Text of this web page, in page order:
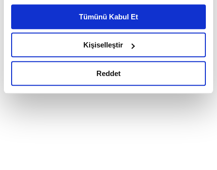
Ayarlar butonuna tıklayabilir,Çerez Bilgilendirme
Metnimizi ziyaret edebilirsiniz.
6698 sayılı Kişisel Verilerin Korunması Kanunu uyarınca
okumak ve sitemizi ziyaretiniz kapsamında
gerçekleştirilen veri işleme faaliyetleri ile ilgili daha
detaylı bilgi almak için lütfentıklayınız.
Tümünü Kabul Et
Kişiselleştir
Reddet